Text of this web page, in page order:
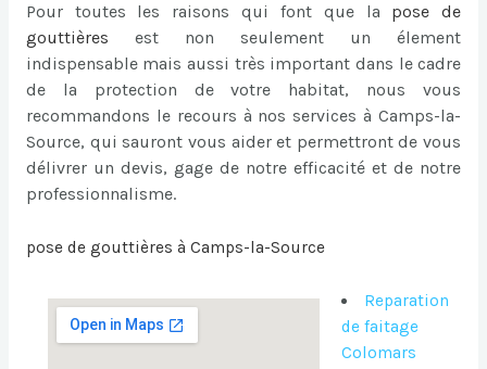
Pour toutes les raisons qui font que la pose de
gouttières
est non seulement un élement
indispensable mais aussi très important dans le cadre
de la protection de votre habitat, nous vous
recommandons le recours à nos services à Camps-la-
Source, qui sauront vous aider et permettront de vous
délivrer un devis, gage de notre efficacité et de notre
professionnalisme.
pose de gouttières à Camps-la-Source
Reparation
de faitage
Colomars